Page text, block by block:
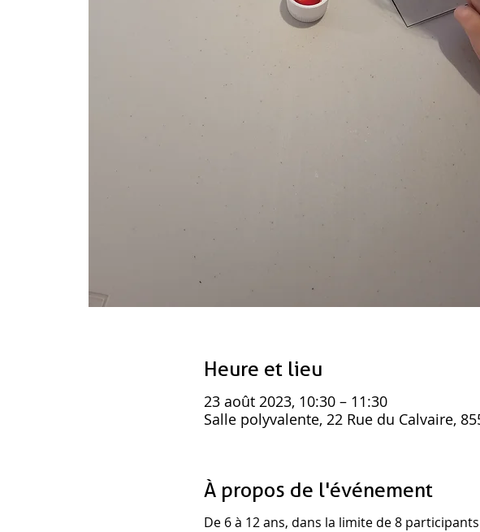
Heure et lieu
23 août 2023, 10:30 – 11:30
Salle polyvalente, 22 Rue du Calvaire,
À propos de l'événement
De 6 à 12 ans, dans la limite de 8